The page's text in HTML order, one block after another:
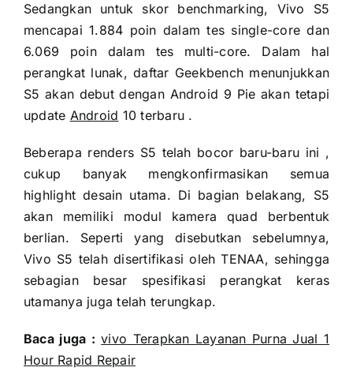
Sedangkan untuk skor benchmarking, Vivo S5
mencapai 1.884 poin dalam tes single-core dan
6.069 poin dalam tes multi-core. Dalam hal
perangkat lunak, daftar Geekbench menunjukkan
S5 akan debut dengan Android 9 Pie akan tetapi
update Android 10 terbaru .
Beberapa renders S5 telah bocor baru-baru ini ,
cukup banyak mengkonfirmasikan semua
highlight desain utama. Di bagian belakang, S5
akan memiliki modul kamera quad berbentuk
berlian. Seperti yang disebutkan sebelumnya,
Vivo S5 telah disertifikasi oleh TENAA, sehingga
sebagian besar spesifikasi perangkat keras
utamanya juga telah terungkap.
Baca juga : vivo Terapkan Layanan Purna Jual 1
Hour Rapid Repair